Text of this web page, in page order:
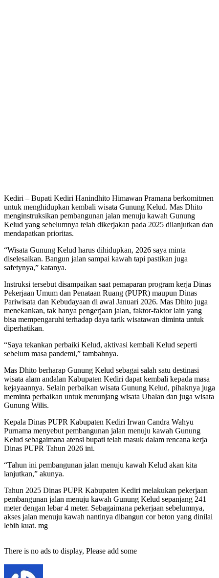
Kediri – Bupati Kediri Hanindhito Himawan Pramana berkomitmen
untuk menghidupkan kembali wisata Gunung Kelud. Mas Dhito
menginstruksikan pembangunan jalan menuju kawah Gunung
Kelud yang sebelumnya telah dikerjakan pada 2025 dilanjutkan dan
mendapatkan prioritas.
“Wisata Gunung Kelud harus dihidupkan, 2026 saya minta
diselesaikan. Bangun jalan sampai kawah tapi pastikan juga
safetynya,” katanya.
Instruksi tersebut disampaikan saat pemaparan program kerja Dinas
Pekerjaan Umum dan Penataan Ruang (PUPR) maupun Dinas
Pariwisata dan Kebudayaan di awal Januari 2026. Mas Dhito juga
menekankan, tak hanya pengerjaan jalan, faktor-faktor lain yang
bisa mempengaruhi terhadap daya tarik wisatawan diminta untuk
diperhatikan.
“Saya tekankan perbaiki Kelud, aktivasi kembali Kelud seperti
sebelum masa pandemi,” tambahnya.
Mas Dhito berharap Gunung Kelud sebagai salah satu destinasi
wisata alam andalan Kabupaten Kediri dapat kembali kepada masa
kejayaannya. Selain perbaikan wisata Gunung Kelud, pihaknya juga
meminta perbaikan untuk menunjang wisata Ubalan dan juga wisata
Gunung Wilis.
Kepala Dinas PUPR Kabupaten Kediri Irwan Candra Wahyu
Purnama menyebut pembangunan jalan menuju kawah Gunung
Kelud sebagaimana atensi bupati telah masuk dalam rencana kerja
Dinas PUPR Tahun 2026 ini.
“Tahun ini pembangunan jalan menuju kawah Kelud akan kita
lanjutkan,” akunya.
Tahun 2025 Dinas PUPR Kabupaten Kediri melakukan pekerjaan
pembangunan jalan menuju kawah Gunung Kelud sepanjang 241
meter dengan lebar 4 meter. Sebagaimana pekerjaan sebelumnya,
akses jalan menuju kawah nantinya dibangun cor beton yang dinilai
lebih kuat. mg
There is no ads to display, Please add some